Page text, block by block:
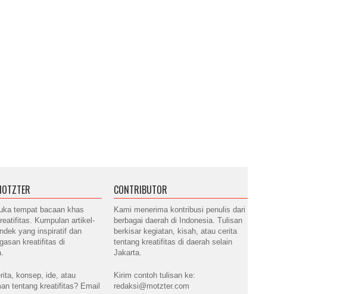
tempat bacaan khas
Kumpulan artikel-
yang inspiratif dan
kreatifitas di
konsep, ide, atau
tentang kreatifitas? Email
CONTRIBUTOR
Kami menerima kontribusi penulis dari
berbagai daerah di Indonesia. Tulisan
berkisar kegiatan, kisah, atau cerita
tentang kreatifitas di daerah selain
Jakarta.
Kirim contoh tulisan ke:
redaksi@motzter.com